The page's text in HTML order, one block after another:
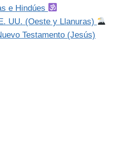
e Hindúes
UU. (Oeste y Llanuras)
Testamento (Jesús)